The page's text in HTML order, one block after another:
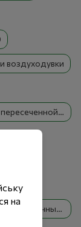
воздуходувки
Сенокосилки, Мульчеры, Косилки для пересеченной местности
Техника и оборудование для ухода за искусственным покрытием
на